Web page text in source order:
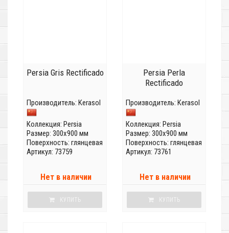
Persia Gris Rectificado
Производитель: Kerasol
Коллекция: Persia
Размер: 300x900 мм
Поверхность: глянцевая
Артикул: 73759
Нет в наличии
КУПИТЬ
Persia Perla
Rectificado
Производитель: Kerasol
Коллекция: Persia
Размер: 300x900 мм
Поверхность: глянцевая
Артикул: 73761
Нет в наличии
КУПИТЬ